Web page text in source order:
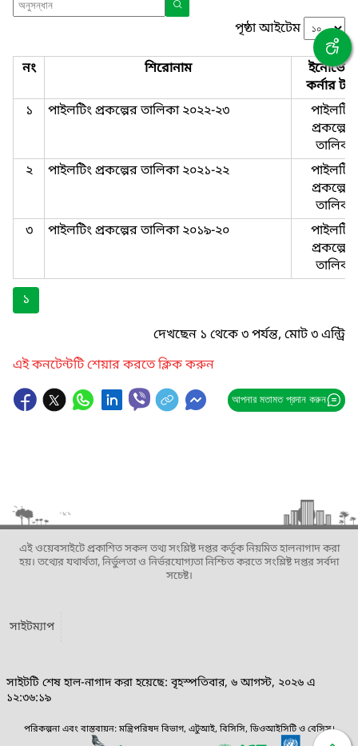
পৃষ্ঠা আইটেম
নং শিরোনাম
কর্নার
১
পাইলটিং প্রকল্পের তালিকা ২০২২-২৩
পাইলটিং-
প্রকল্পের-
তালিকা
২
পাইলটিং প্রকল্পের তালিকা ২০২১-২২
পাইলটিং-
প্রকল্পের-
তালিকা
৩
পাইলটিং প্রকল্পের তালিকা ২০১৯-২০
পাইলটিং-
প্রকল্পের-
তালিকা
১
দেখছেন ১ থেকে ৩ পর্যন্ত, মোট ৩ এন্ট্রি
এই কনটেন্টটি শেয়ার করতে ক্লিক করুন
আপনার মতামত প্রদান করুন
এই ওয়েবসাইটে প্রকাশিত সকল তথ্য সংশ্লিষ্ট দপ্তর কর্তৃক নিয়মিত হালনাগাদ করা
হয়। তথ্যের যথার্থতা, নির্ভুলতা ও নির্ভরযোগ্যতা নিশ্চিত করতে সংশ্লিষ্ট দপ্তর সর্বদা
সচেষ্ট।
সাইটম্যাপ
সাইটটি শেষ হাল-নাগাদ করা হয়েছে: বৃহস্পতিবার, ৬ আগস্ট, ২০২৬ এ
১২:৩৬:১৯
পরিকল্পনা এবং বাস্তবায়ন: মন্ত্রিপরিষদ বিভাগ, এটুআই, বিসিসি, ডিওআইসিটি ও বেসিস।